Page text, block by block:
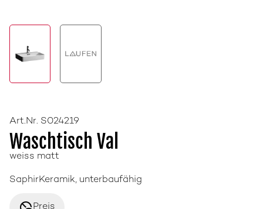
Art.Nr. S024219
Waschtisch Val
weiss matt
SaphirKeramik, unterbaufähig
Preis